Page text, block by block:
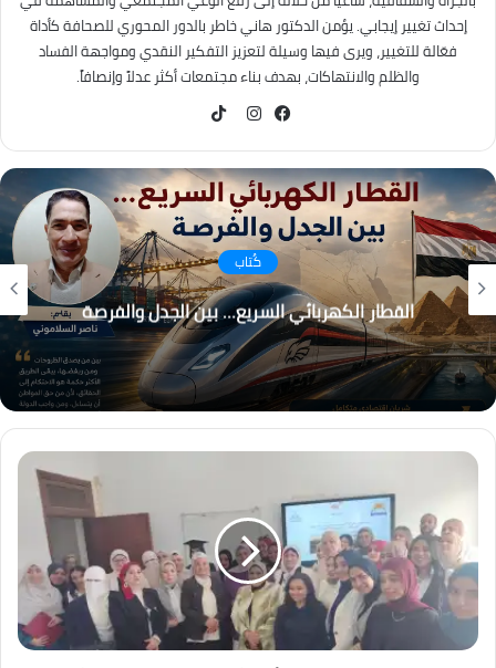
إحداث تغيير إيجابي. يؤمن الدكتور هاني خاطر بالدور المحوري للصحافة كأداة
فعّالة للتغيير، ويرى فيها وسيلة لتعزيز التفكير النقدي ومواجهة الفساد
والظلم والانتهاكات، بهدف بناء مجتمعات أكثر عدلاً وإنصافاً.
كُتاب
القطار الكهربائي السريع… بين الجدل والفرصة